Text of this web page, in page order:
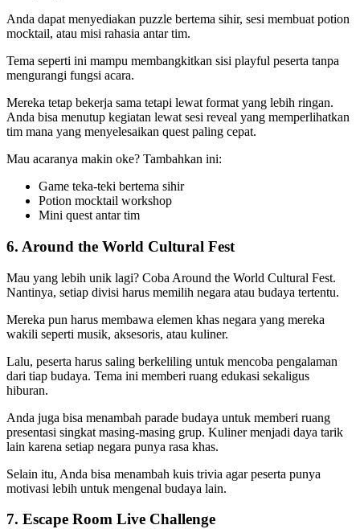
Anda dapat menyediakan puzzle bertema sihir, sesi membuat potion
mocktail, atau misi rahasia antar tim.
Tema seperti ini mampu membangkitkan sisi playful peserta tanpa
mengurangi fungsi acara.
Mereka tetap bekerja sama tetapi lewat format yang lebih ringan.
Anda bisa menutup kegiatan lewat sesi reveal yang memperlihatkan
tim mana yang menyelesaikan quest paling cepat.
Mau acaranya makin oke? Tambahkan ini:
Game teka-teki bertema sihir
Potion mocktail workshop
Mini quest antar tim
6. Around the World Cultural Fest
Mau yang lebih unik lagi? Coba Around the World Cultural Fest.
Nantinya, setiap divisi harus memilih negara atau budaya tertentu.
Mereka pun harus membawa elemen khas negara yang mereka
wakili seperti musik, aksesoris, atau kuliner.
Lalu, peserta harus saling berkeliling untuk mencoba pengalaman
dari tiap budaya. Tema ini memberi ruang edukasi sekaligus
hiburan.
Anda juga bisa menambah parade budaya untuk memberi ruang
presentasi singkat masing-masing grup. Kuliner menjadi daya tarik
lain karena setiap negara punya rasa khas.
Selain itu, Anda bisa menambah kuis trivia agar peserta punya
motivasi lebih untuk mengenal budaya lain.
7. Escape Room Live Challenge